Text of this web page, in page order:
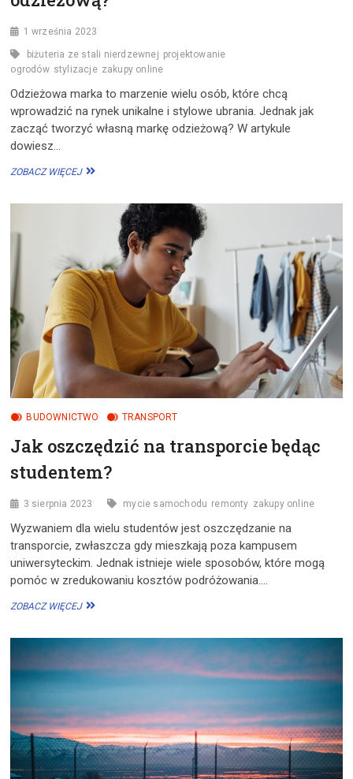
1 września 2023
biżuteria ze stali nierdzewnej projektowanie
ogrodów stylizacje zakupy online
Odzieżowa marka to marzenie wielu osób, które chcą
wprowadzić na rynek unikalne i stylowe ubrania. Jednak jak
zacząć tworzyć własną markę odzieżową? W artykule
dowiesz…
ZOBACZ WIĘCEJJAK
ODZIEŻOWĄ?
BUDOWNICTWO TRANSPORT
Jak oszczędzić na transporcie będąc
studentem?
3 sierpnia 2023 mycie samochodu remonty zakupy online
Wyzwaniem dla wielu studentów jest oszczędzanie na
transporcie, zwłaszcza gdy mieszkają poza kampusem
uniwersyteckim. Jednak istnieje wiele sposobów, które mogą
pomóc w zredukowaniu kosztów podróżowania.…
ZOBACZ WIĘCEJJAK
TRANSPORCIE
BĘDĄC
STUDENTEM?